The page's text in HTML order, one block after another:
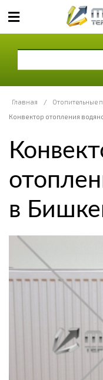
Главная / Отопительные
Конвектор отопления
в